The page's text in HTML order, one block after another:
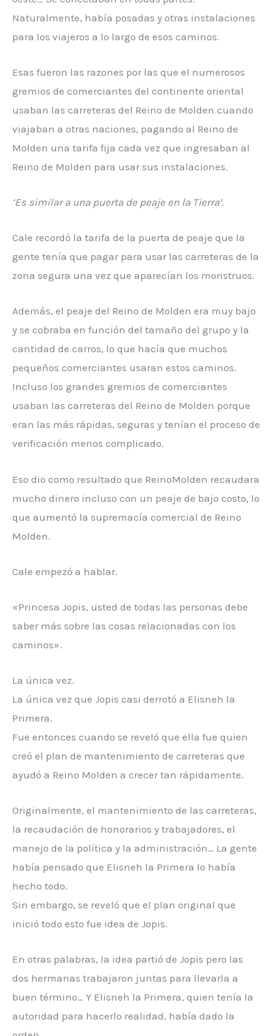
Naturalmente, había posadas y otras instalaciones
para los viajeros a lo largo de esos caminos.
Esas fueron las razones por las que el numerosos
gremios de comerciantes del continente oriental
usaban las carreteras del Reino de Molden cuando
viajaban a otras naciones, pagando al Reino de
Molden una tarifa fija cada vez que ingresaban al
Reino de Molden para usar sus instalaciones.
‘Es similar a una puerta de peaje en la Tierra’.
Cale recordó la tarifa de la puerta de peaje que la
gente tenía que pagar para usar las carreteras de la
zona segura una vez que aparecían los monstruos.
Además, el peaje del Reino de Molden era muy bajo
y se cobraba en función del tamaño del grupo y la
cantidad de carros, lo que hacía que muchos
pequeños comerciantes usaran estos caminos.
Incluso los grandes gremios de comerciantes
usaban las carreteras del Reino de Molden porque
eran las más rápidas, seguras y tenían el proceso de
verificación menos complicado.
Eso dio como resultado que ReinoMolden recaudara
mucho dinero incluso con un peaje de bajo costo, lo
que aumentó la supremacía comercial de Reino
Molden.
Cale empezó a hablar.
«Princesa Jopis, usted de todas las personas debe
saber más sobre las cosas relacionadas con los
caminos».
La única vez.
La única vez que Jopis casi derrotó a Elisneh la
Primera.
Fue entonces cuando se reveló que ella fue quien
creó el plan de mantenimiento de carreteras que
ayudó a Reino Molden a crecer tan rápidamente.
Originalmente, el mantenimiento de las carreteras,
la recaudación de honorarios y trabajadores, el
manejo de la política y la administración… La gente
había pensado que Elisneh la Primera lo había
hecho todo.
Sin embargo, se reveló que el plan original que
inició todo esto fue idea de Jopis.
En otras palabras, la idea partió de Jopis pero las
dos hermanas trabajaron juntas para llevarla a
buen término… Y Elisneh la Primera, quien tenía la
autoridad para hacerlo realidad, había dado la